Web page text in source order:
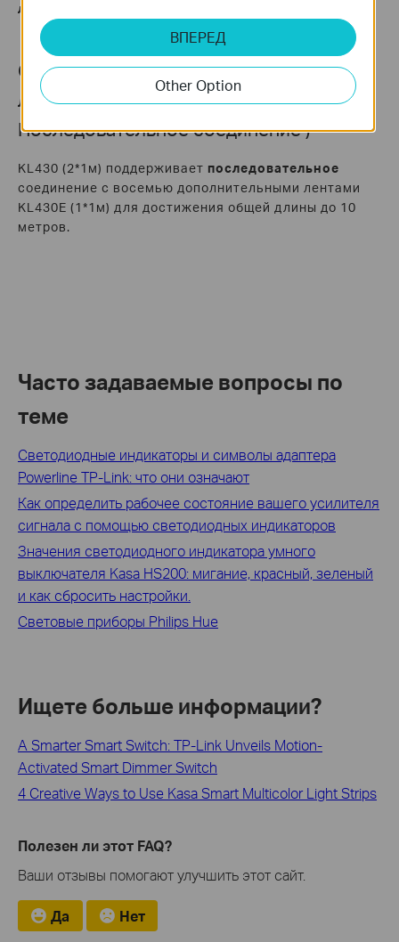
лентой той же модели.
Случай 3: Светодиодная(ые)
лента(ы) – KL430(√
Последовательное соединение )
KL430 (2*1м) поддерживает последовательное
соединение с восемью дополнительными лентами
KL430E (1*1м) для достижения общей длины до 10
метров.
Часто задаваемые вопросы по
теме
Светодиодные индикаторы и символы адаптера
Powerline TP-Link: что они означают
Как определить рабочее состояние вашего усилителя
сигнала с помощью светодиодных индикаторов
Значения светодиодного индикатора умного
выключателя Kasa HS200: мигание, красный, зеленый
и как сбросить настройки.
Световые приборы Philips Hue
Ищете больше информации?
A Smarter Smart Switch: TP-Link Unveils Motion-
Activated Smart Dimmer Switch
4 Creative Ways to Use Kasa Smart Multicolor Light Strips
Полезен ли этот FAQ?
Ваши отзывы помогают улучшить этот сайт.
Да Нет
ВПЕРЕД
Other Option